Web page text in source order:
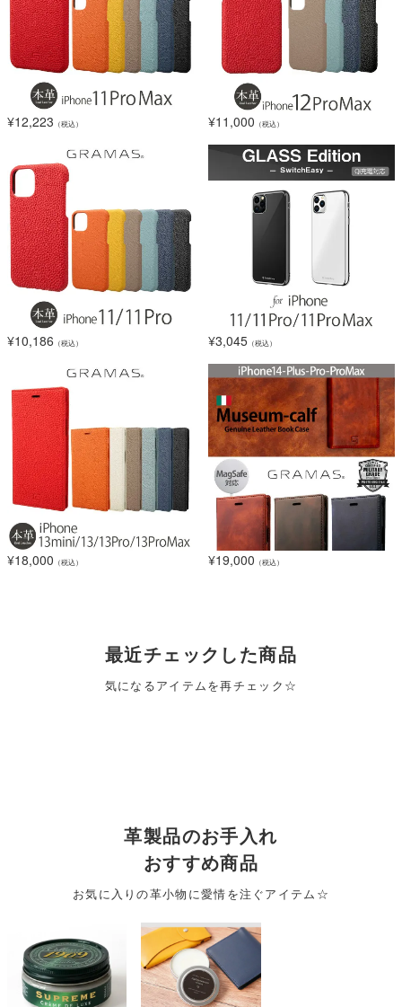
¥12,223 （税込） ¥11,000 （税込）
¥10,186 （税込） ¥3,045 （税込）
¥18,000 （税込） ¥19,000 （税込）
最近チェックした商品
気になるアイテムを再チェック☆
革製品のお手入れ
おすすめ商品
お気に入りの革小物に愛情を注ぐアイテム☆